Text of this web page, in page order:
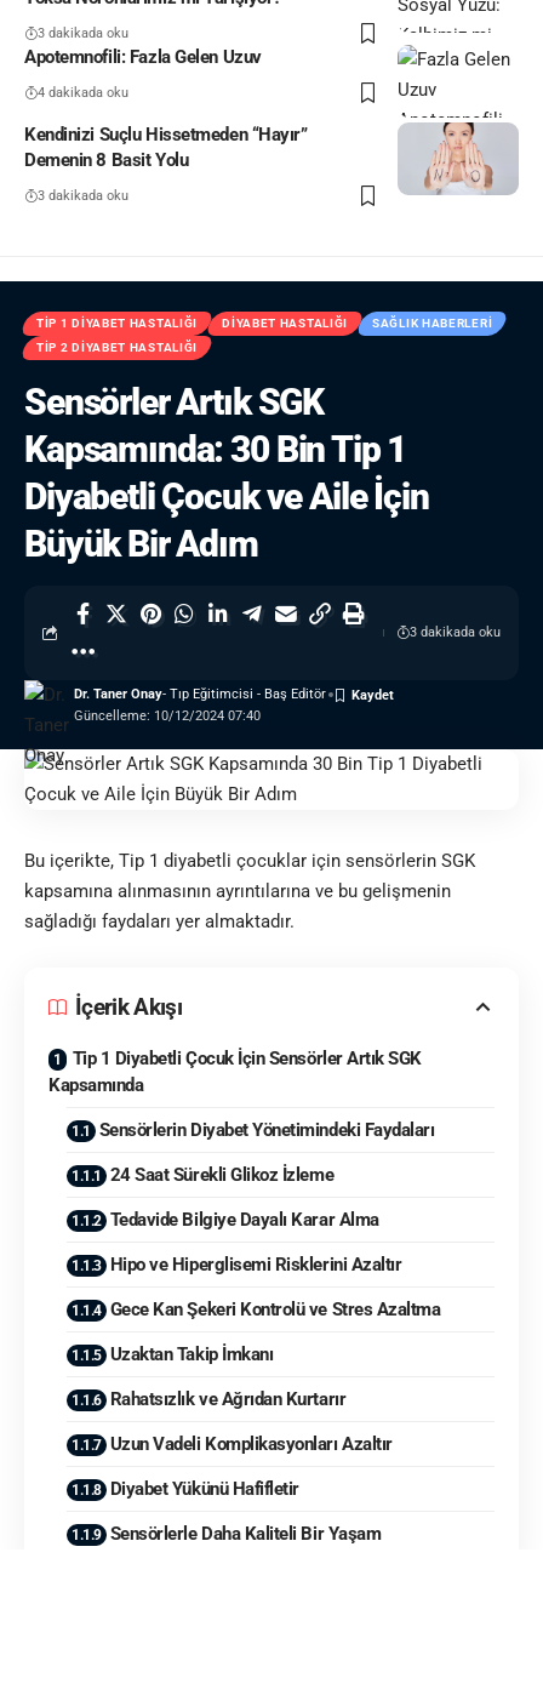
3 dakikada oku
Apotemnofili: Fazla Gelen Uzuv
4 dakikada oku
Kendinizi Suçlu Hissetmeden “Hayır”
Demenin 8 Basit Yolu
3 dakikada oku
TIP 1 DIYABET HASTALIĞI DIYABET HASTALIĞI
SAĞLIK HABERLERI
TIP 2 DIYABET HASTALIĞI
Sensörler Artık SGK
Kapsamında: 30 Bin Tip 1
Diyabetli Çocuk ve Aile İçin
Büyük Bir Adım
Güncelleme: 10/12/2024 07:40
Dr. Taner Onay- Tıp Eğitimcisi - Baş Editör
3 dakikada oku
Bu içerikte, Tip 1 diyabet li çocuklar için sensörlerin SGK
kapsamına alınmasının ayrıntılarına ve bu gelişmenin
sağladığı faydaları yer almaktadır.
İçerik Akışı
Tip 1 Diyabetli Çocuk İçin Sensörler Artık SGK
Kapsamında
Sensörlerin Diyabet Yönetimindeki Faydaları
24 Saat Sürekli Glikoz İzleme
Tedavide Bilgiye Dayalı Karar Alma
Hipo ve Hiperglisemi Risklerini Azaltır
Gece Kan Şekeri Kontrolü ve Stres Azaltma
Uzaktan Takip İmkanı
Rahatsızlık ve Ağrıdan Kurtarır
Uzun Vadeli Komplikasyonları Azaltır
Diyabet Yükünü Hafifletir
Sensörlerle Daha Kaliteli Bir Yaşam